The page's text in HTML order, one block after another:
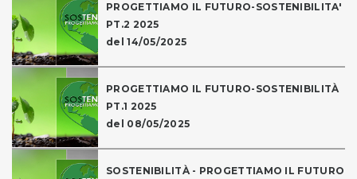
PROGETTIAMO IL FUTURO-SOSTENIBILITA'
PT.2 2025
del 14/05/2025
PROGETTIAMO IL FUTURO-SOSTENIBILITÀ
PT.1 2025
del 08/05/2025
SOSTENIBILITÀ - PROGETTIAMO IL FUTURO